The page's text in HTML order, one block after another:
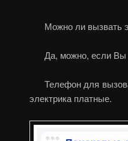
Можно ли вызвать
Да, можно, если Вы
Телефон для
электрика платные.